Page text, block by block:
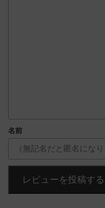
名前
レビューを投稿する